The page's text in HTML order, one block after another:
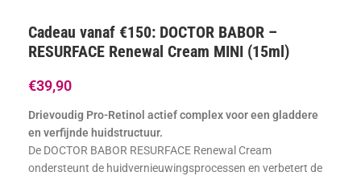
Cadeau vanaf €150: DOCTOR BABOR –
RESURFACE Renewal Cream MINI (15ml)
€39,90
Drievoudig Pro-Retinol actief complex voor een gladdere
en verfijnde huidstructuur.
De DOCTOR BABOR RESURFACE Renewal Cream
ondersteunt de huidvernieuwingsprocessen en verbetert de